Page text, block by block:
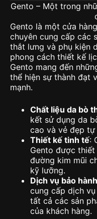
Gento – Một trong
Gento là một cửa
chuyên cung cấp các
thắt lưng và phụ kiện
phong cách thiết kế
Gento mang đến
thể hiện sự thành đạt
mạnh.
Chất liệu da bò
kết sử dụng da
cao và vẻ đẹp tự
Thiết kế tinh tế:
Gento được
đường kim mũi
kỹ lưỡng.
Dịch vụ bảo
cung cấp dịch
tất cả các sản
của khách hàng.